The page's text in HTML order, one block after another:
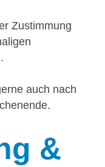
Zustimmung
auch nach
&